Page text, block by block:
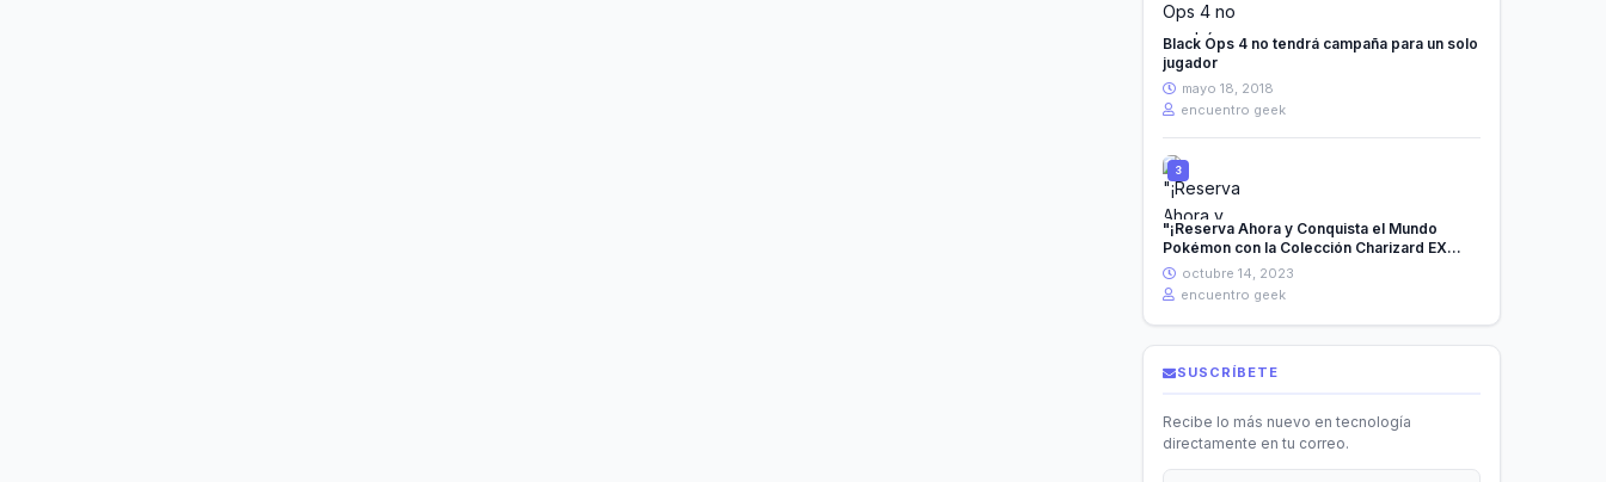
Black Ops 4 no tendrá campaña para un solo
jugador
mayo 18, 2018
encuentro geek
"¡Reserva Ahora y Conquista el Mundo
Pokémon con la Colección Charizard EX
Premium!"
octubre 14, 2023
encuentro geek
SUSCRÍBETE
Recibe lo más nuevo en tecnología
directamente en tu correo.